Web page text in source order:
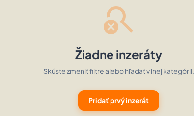
search_off
Žiadne inzeráty
Skúste zmeniť filtre alebo hľadať v inej kategórii.
Pridať prvý inzerát